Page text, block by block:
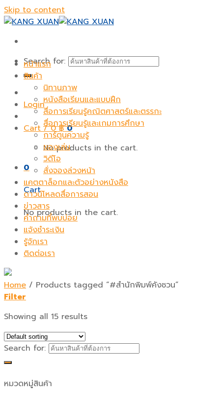
Skip to content
Search for:
Login
Cart /0฿ 0
No products in the cart.
0
Cart
No products in the cart.
หน้าแรก
สินค้า
นิทานภาพ
หนังสือเรียนและแบบฝึก
สื่อการเรียนรู้คณิตศาสตร์และตรรกะ
สื่อการเรียนรู้และเกมการศึกษา
การ์ตูนความรู้
ของเล่น
วิดีโอ
สั่งจองล่วงหน้า
แคตตาล็อกและตัวอย่างหนังสือ
ดาวน์โหลดสื่อการสอน
ข่าวสาร
คำถามที่พบบ่อย
แจ้งชำระเงิน
รู้จักเรา
ติดต่อเรา
Home / Products tagged “#สำนักพิมพ์คังซวน”
Filter
Showing all 15 results
Search for:
หมวดหมู่สินค้า